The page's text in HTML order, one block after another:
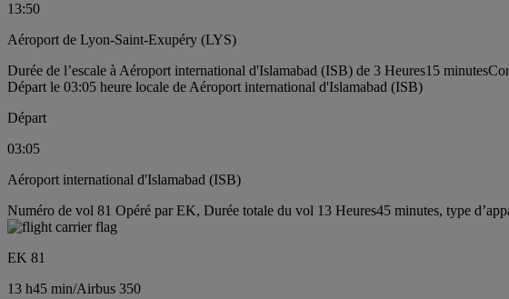
13:50
Aéroport de Lyon-Saint-Exupéry (LYS)
Durée de l’escale à Aéroport international d'Islamabad (ISB) de 3 Heures15 minutes
Départ le 03:05 heure locale de Aéroport international d'Islamabad (ISB)
Départ
03:05
Aéroport international d'Islamabad (ISB)
Numéro de vol 81 Opéré par EK, Durée totale du vol 13 Heures45 minutes, type
EK 81
13 h45 min/Airbus 350